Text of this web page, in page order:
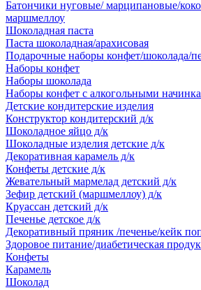
Батончики нуговые/ марципановые/
маршмеллоу
Шоколадная паста
Паста шоколадная/арахисовая
Подарочные наборы конфет/шоколада/
Наборы конфет
Наборы шоколада
Наборы конфет с алкогольными
Детские кондитерские изделия
Конструктор кондитерский д/к
Шоколадное яйцо д/к
Шоколадные изделия детские д/к
Декоративная карамель д/к
Конфеты детские д/к
Жевательный мармелад детский д/к
Зефир детский (маршмеллоу) д/к
Круассан детский д/к
Печенье детское д/к
Декоративный пряник /печенье/кейк
Здоровое питание/диабетическая
Конфеты
Карамель
Шоколад